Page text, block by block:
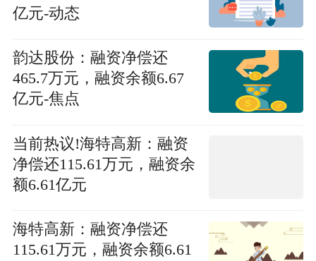
亿元-动态
韵达股份：融资净偿还
465.7万元，融资余额6.67
亿元-焦点
当前热议!海特高新：融资
净偿还115.61万元，融资余
额6.61亿元
海特高新：融资净偿还
115.61万元，融资余额6.61